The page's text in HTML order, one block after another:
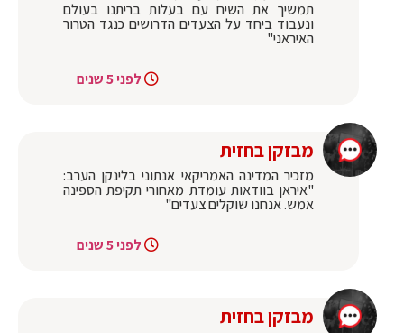
תמשיך את השיח עם בעלות בריתנו בעולם
ונעבוד ביחד על הצעדים הדרושים כנגד הטרור
האיראני"
לפני 5 שנים
מבזקן בחזית
מזכיר המדינה האמריקאי אנתוני בלינקן הערב:
"איראן בוודאות עומדת מאחורי תקיפת הספינה
אמש. אנחנו שוקלים צעדים"
לפני 5 שנים
מבזקן בחזית